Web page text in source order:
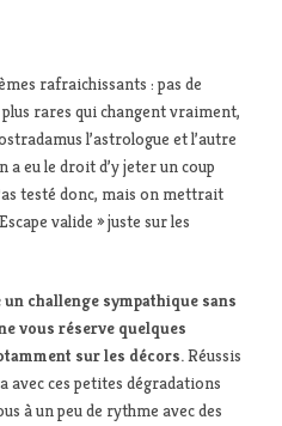
rafraichissants : pas de
rares qui changent vraiment,
l’astrologue et l’autre
eu le droit d’y jeter un coup
testé donc, mais on mettrait
valide » juste sur les
challenge sympathique sans
vous réserve quelques
sur les décors.Réussis
avec ces petites dégradations
à un peu de rythme avec des